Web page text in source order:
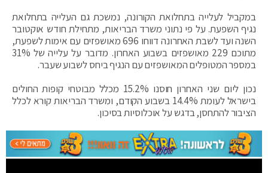
במקביל לעלייה בתחלואת הקורונה, נמשכת גם העלייה בתחלואת
נגיף השפעת. על פי נתוני משרד הבריאות, מתחילת חודש אוקטובר
השנה ועד לשבת האחרונה דווחו 696 מאושפזים עם אימות לשפעת,
מתוכם 229 מאושפזים בשבוע האחרון. מדובר על עלייה של 31%
במספר המטופלים המאושפזים עם הנגיף ביחס לשבוע שעבר.
נכון ליום שני האחרון חוסנו 15.2% מכלל מבוטחי קופות החולים
בישראל לעומת 14.4% בשבוע הקודם, ומשרד הבריאות קורא לכלל
הציבור להתחסן, בדגש על אוכלוסיות בסיכון.